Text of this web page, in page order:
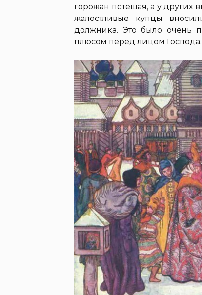
горожан потешая, а у других
жалостливые купцы
должника. Это было очень
плюсом перед лицом Господа.